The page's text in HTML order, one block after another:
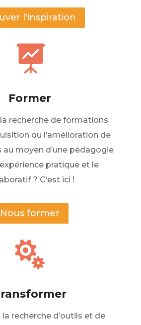
l'inspiration

Former
recherche de formations
ou l’amélioration de
moyen d’une pédagogie
pratique et le
? C’est ici !
Nous former

la recherche d’outils et de